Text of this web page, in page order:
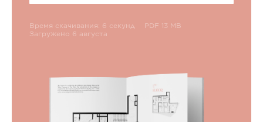
Время скачивания: 6 секунд
PDF 13 MB
Загружено 6 августа